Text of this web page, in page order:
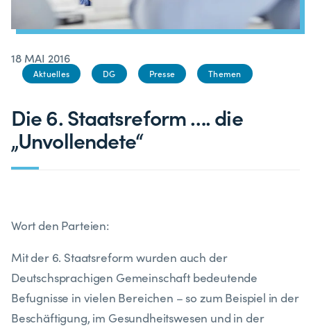
18 MAI 2016
Aktuelles DG Presse Themen
Die 6. Staatsreform …. die
„Unvollendete“
Wort den Parteien:
Mit der 6. Staatsreform wurden auch der
Deutschsprachigen Gemeinschaft bedeutende
Befugnisse in vielen Bereichen – so zum Beispiel in der
Beschäftigung, im Gesundheitswesen und in der